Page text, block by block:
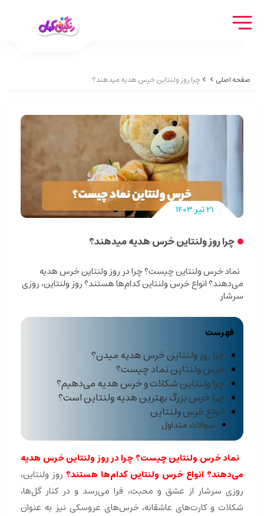
صفحه اصلی چرا روز ولنتاین خرس هدیه میدهند؟
21 تیر 1403
چرا روز ولنتاین خرس هدیه میدهند؟
نماد خرس ولنتاین چیست؟ چرا در روز ولنتاین خرس هدیه
می‌دهند؟ انواع خرس ولنتاین کدام‌ها هستند؟ روز ولنتاین، روزی
سرشار
فهرست
چرا روز ولنتاین خرس هدیه میدن؟
خرس ولنتاین نماد چیست؟
چرا ولنتاین شکلات و خرس هدیه می‌دهیم؟
چرا خرس بزرگ بهترین هدیه ولنتاین است؟
انواع خرس ولنتاین
سوالات متداول
نماد خرس ولنتاین چیست؟ چرا در روز ولنتاین خرس هدیه
می‌دهند؟ انواع خرس ولنتاین کدام‌ها هستند؟ روز ولنتاین،
روزی سرشار از عشق و محبت، فرا می‌رسد و در کنار گل‌ها،
شکلات و کارت‌های عاشقانه، خرس‌های عروسکی نیز به عنوان